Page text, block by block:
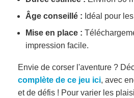
Âge conseillé : Idéal pour
Mise en place :
impression facile.
Envie de corser l'aventure ?
complète de ce jeu ici, avec
et de défis ! Pour varier les